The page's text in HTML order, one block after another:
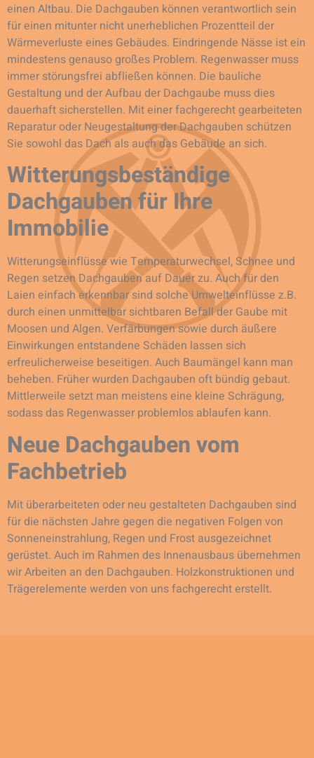
einen Altbau. Die Dachgauben können verantwortlich sein
für einen mitunter nicht unerheblichen Prozentteil der
Wärmeverluste eines Gebäudes. Eindringende Nässe ist ein
mindestens genauso großes Problem. Regenwasser muss
immer störungsfrei abfließen können. Die bauliche
Gestaltung und der Aufbau der Dachgaube muss dies
dauerhaft sicherstellen. Mit einer fachgerecht gearbeiteten
Reparatur oder Neugestaltung der Dachgauben schützen
Sie sowohl das Dach als auch das Gebäude an sich.
Witterungsbeständige
Dachgauben für Ihre
Immobilie
Witterungseinflüsse wie Temperaturwechsel, Schnee und
Regen setzen Dachgauben auf Dauer zu. Auch für den
Laien einfach erkennbar sind solche Umwelteinflüsse z.B.
durch einen unmittelbar sichtbaren Befall der Gaube mit
Moosen und Algen. Verfärbungen sowie durch äußere
Einwirkungen entstandene Schäden lassen sich
erfreulicherweise beseitigen. Auch Baumängel kann man
beheben. Früher wurden Dachgauben oft bündig gebaut.
Mittlerweile setzt man meistens eine kleine Schrägung,
sodass das Regenwasser problemlos ablaufen kann.
Neue Dachgauben vom
Fachbetrieb
Mit überarbeiteten oder neu gestalteten Dachgauben sind
für die nächsten Jahre gegen die negativen Folgen von
Sonneneinstrahlung, Regen und Frost ausgezeichnet
gerüstet. Auch im Rahmen des Innenausbaus übernehmen
wir Arbeiten an den Dachgauben. Holzkonstruktionen und
Trägerelemente werden von uns fachgerecht erstellt.